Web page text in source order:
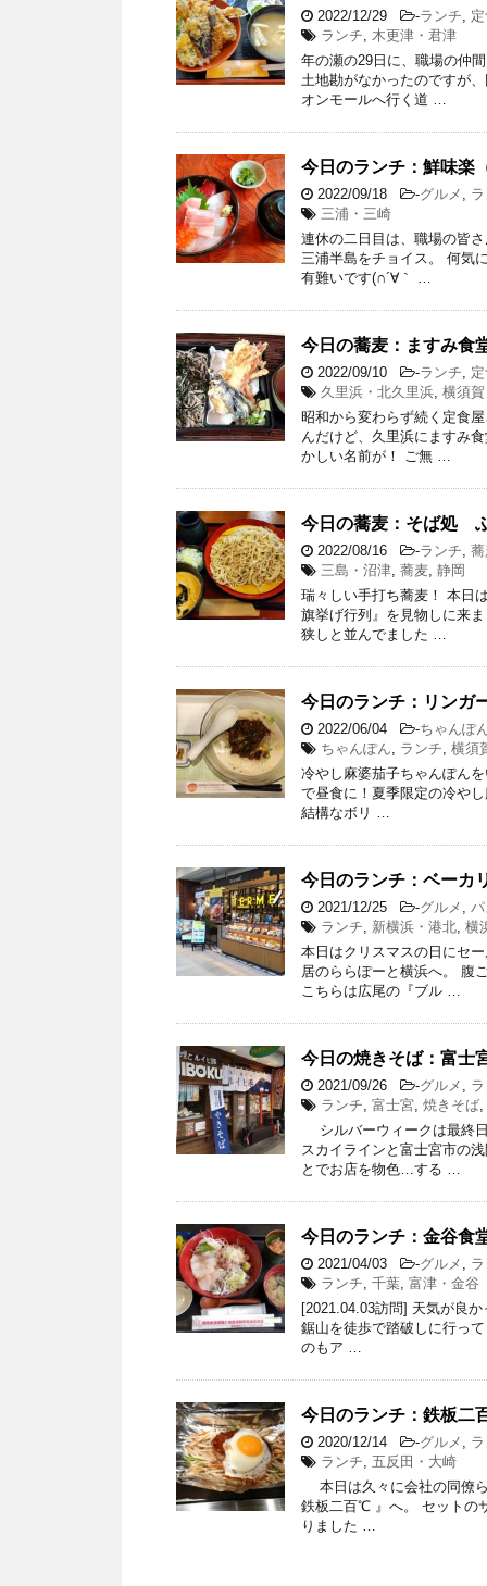
2022/12/29 -ランチ,
ランチ, 木更津・君津
年の瀬の29日に、職場の仲
土地勘がなかったのですが
オンモールへ行く道 …
今日のランチ：鮮味楽
2022/09/18 -グルメ ,
三浦・三崎
連休の二日目は、職場の皆
三浦半島をチョイス。 何気
有難いです(∩´∀｀ …
今日の蕎麦：ますみ食
2022/09/10 -ランチ,
久里浜・北久里浜, 横須賀
昭和から変わらず続く定食
んだけど、久里浜にますみ
かしい名前が！ ご無 …
今日の蕎麦：そば処
2022/08/16 -ランチ,
三島・沼津, 蕎麦, 静岡
瑞々しい手打ち蕎麦！ 本日
旗挙げ行列』を見物しに来
狭しと並んでました …
今日のランチ：リンガ
2022/06/04 -ちゃんぽ
ちゃんぽん, ランチ, 横須
冷やし麻婆茄子ちゃんぽん
で昼食に！夏季限定の冷や
結構なボリ …
今日のランチ：ベーカ
2021/12/25 -グルメ , パ
ランチ, 新横浜・港北, 横
本日はクリスマスの日にセ
居のららぽーと横浜へ。 腹
こちらは広尾の『ブル …
今日の焼きそば：富士
2021/09/26 -グルメ ,
ランチ, 富士宮, 焼きそば,
シルバーウィークは最終
スカイラインと富士宮市の
とでお店を物色…する …
今日のランチ：金谷食
2021/04/03 -グルメ ,
ランチ, 千葉, 富津・金谷
[2021.04.03訪問] 天気が良
鋸山を徒歩で踏破しに行っ
のもア …
今日のランチ：鉄板二
2020/12/14 -グルメ ,
ランチ, 五反田・大崎
本日は久々に会社の同僚
鉄板二百℃ 』へ。 セットの
りました …